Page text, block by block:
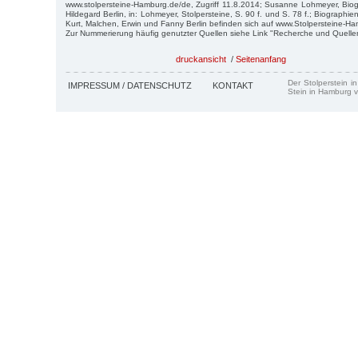
www.stolpersteine-Hamburg.de/de, Zugriff 11.8.2014; Susanne Lohmeyer,
Hildegard Berlin, in: Lohmeyer, Stolpersteine, S. 90 f. und S. 78 f.;
Kurt, Malchen, Erwin und Fanny Berlin befinden sich auf www.Stolpersteine-
Zur Nummerierung häufig genutzter Quellen siehe Link "Recherche und
druckansicht / Seitenanfang
IMPRESSUM / DATENSCHUTZ KONTAKT
Der Stolperstein
Stein in Hamburg